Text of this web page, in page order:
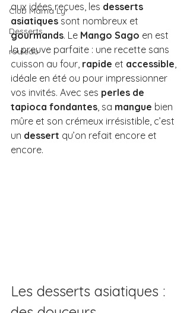
Club Mama Ly
Desserts
rouleau
aux idées reçues, les desserts
asiatiques sont nombreux et
gourmands. Le Mango Sago en est
la preuve parfaite : une recette sans
cuisson au four, rapide et accessible,
idéale en été ou pour impressionner
vos invités. Avec ses perles de
tapioca fondantes, sa mangue bien
mûre et son crémeux irrésistible, c’est
un dessert qu’on refait encore et
encore.
Les desserts asiatiques :